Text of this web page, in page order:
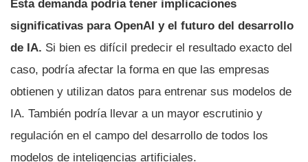
Esta demanda podría tener implicaciones
significativas para OpenAI y el futuro del desarrollo
de IA. Si bien es difícil predecir el resultado exacto del
caso, podría afectar la forma en que las empresas
obtienen y utilizan datos para entrenar sus modelos de
IA. También podría llevar a un mayor escrutinio y
regulación en el campo del desarrollo de todos los
modelos de inteligencias artificiales.